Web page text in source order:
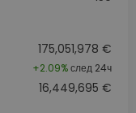
175,051,978 €
+2.09%след 24ч
16,449,695 €